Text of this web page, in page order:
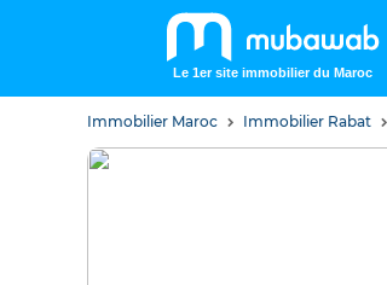
Le 1er site immobilier du Maroc
Immobilier Maroc Immobilier Rabat